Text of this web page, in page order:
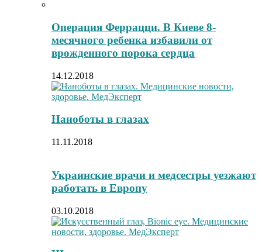
Операция Феррацци. В Киеве 8-
месячного ребенка избавили от
врожденного порока сердца
14.12.2018
Наноботы в глазах
11.11.2018
Украинские врачи и медсестры уезжают
работать в Европу
03.10.2018